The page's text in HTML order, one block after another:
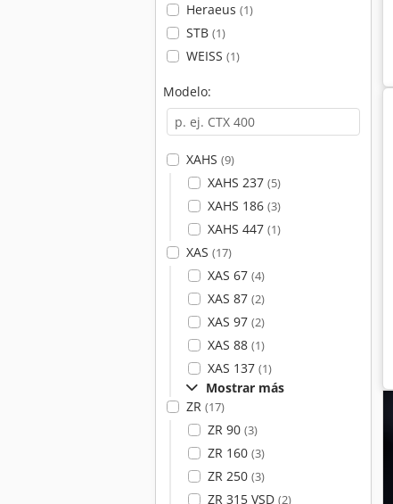
Heraeus (1)
STB (1)
WEISS (1)
Modelo:
XAHS (9)
XAHS 237 (5)
XAHS 186 (3)
XAHS 447 (1)
XAS (17)
XAS 67 (4)
XAS 87 (2)
XAS 97 (2)
XAS 88 (1)
XAS 137 (1)
Mostrar más
ZR (17)
ZR 90 (3)
ZR 160 (3)
ZR 250 (3)
ZR 315 VSD (2)